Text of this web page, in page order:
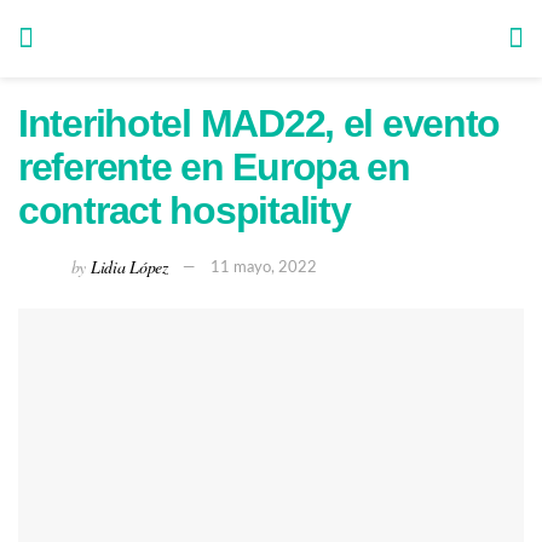
Interihotel MAD22, el evento
referente en Europa en
contract hospitality
by Lidia López 11 mayo, 2022